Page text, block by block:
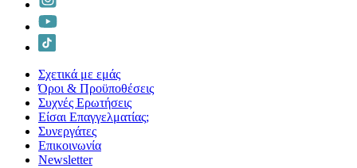
Σχετικά με εμάς
Όροι & Προϋποθέσεις
Συχνές Ερωτήσεις
Είσαι Επαγγελματίας;
Συνεργάτες
Επικοινωνία
Νewsletter